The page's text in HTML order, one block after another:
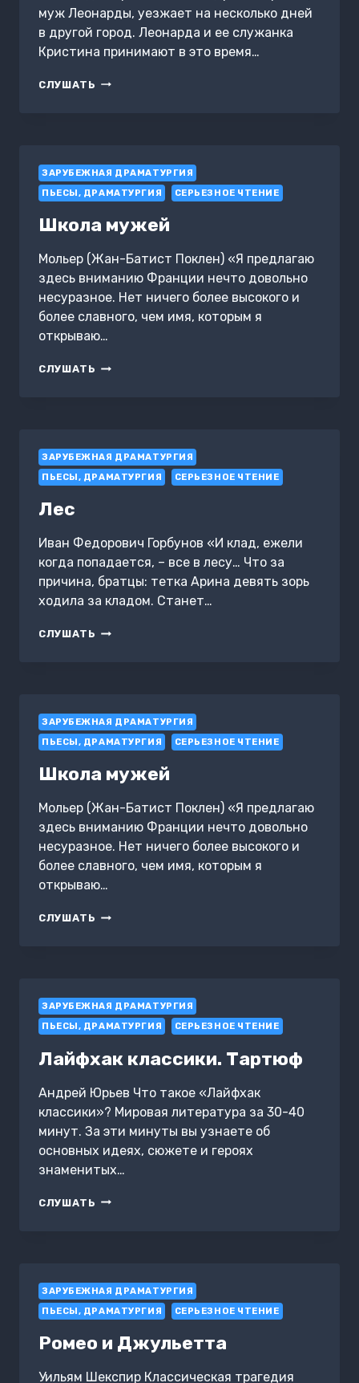
муж Леонарды, уезжает на несколько дней
в другой город. Леонарда и ее служанка
Кристина принимают в это время…
СЛУШАТЬ САЛАМАНКСКАЯ
ЗАРУБЕЖНАЯ ДРАМАТУРГИЯ
ПЬЕСЫ, ДРАМАТУРГИЯ
СЕРЬЕЗНОЕ ЧТЕНИЕ
Школа мужей
Мольер (Жан-Батист Поклен) «Я предлагаю
здесь вниманию Франции нечто довольно
несуразное. Нет ничего более высокого и
более славного, чем имя, которым я
открываю…
СЛУШАТЬ ШКОЛА
ЗАРУБЕЖНАЯ ДРАМАТУРГИЯ
ПЬЕСЫ, ДРАМАТУРГИЯ
СЕРЬЕЗНОЕ ЧТЕНИЕ
Лес
Иван Федорович Горбунов «И клад, ежели
когда попадается, – все в лесу… Что за
причина, братцы: тетка Арина девять зорь
ходила за кладом. Станет…
СЛУШАТЬ ЛЕС
ЗАРУБЕЖНАЯ ДРАМАТУРГИЯ
ПЬЕСЫ, ДРАМАТУРГИЯ
СЕРЬЕЗНОЕ ЧТЕНИЕ
Школа мужей
Мольер (Жан-Батист Поклен) «Я предлагаю
здесь вниманию Франции нечто довольно
несуразное. Нет ничего более высокого и
более славного, чем имя, которым я
открываю…
СЛУШАТЬ ШКОЛА
ЗАРУБЕЖНАЯ ДРАМАТУРГИЯ
ПЬЕСЫ, ДРАМАТУРГИЯ
СЕРЬЕЗНОЕ ЧТЕНИЕ
Лайфхак классики. Тартюф
Андрей Юрьев Что такое «Лайфхак
классики»? Мировая литература за 30-40
минут. За эти минуты вы узнаете об
основных идеях, сюжете и героях
знаменитых…
СЛУШАТЬ ЛАЙФХАК
ЗАРУБЕЖНАЯ ДРАМАТУРГИЯ
ПЬЕСЫ, ДРАМАТУРГИЯ
СЕРЬЕЗНОЕ ЧТЕНИЕ
Ромео и Джульетта
Уильям Шекспир Классическая трагедия